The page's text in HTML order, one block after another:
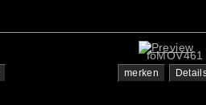
foMOV461
merken